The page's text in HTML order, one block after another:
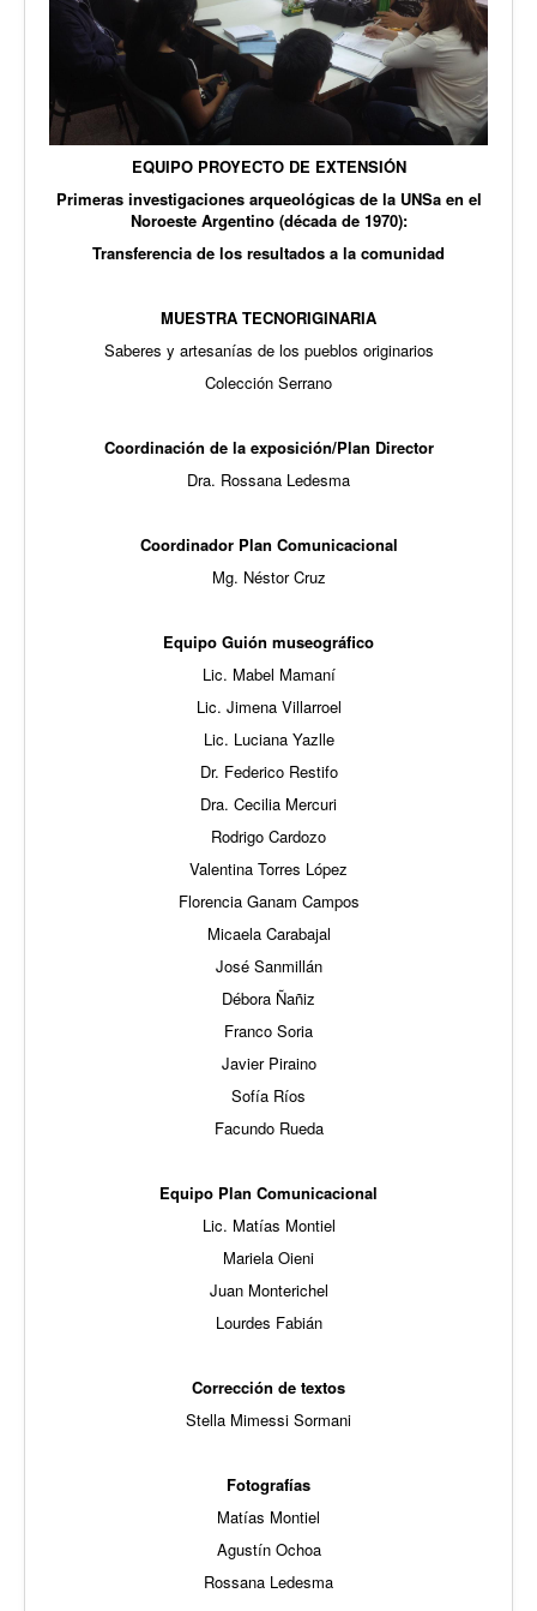
EQUIPO PROYECTO DE EXTENSIÓN
Primeras investigaciones arqueológicas de la UNSa en el
Noroeste Argentino (década de 1970):
Transferencia de los resultados a la comunidad
MUESTRA TECNORIGINARIA
Saberes y artesanías de los pueblos originarios
Colección Serrano
Coordinación de la exposición/Plan Director
Dra. Rossana Ledesma
Coordinador Plan Comunicacional
Mg. Néstor Cruz
Equipo Guión museográfico
Lic. Mabel Mamaní
Lic. Jimena Villarroel
Lic. Luciana Yazlle
Dr. Federico Restifo
Dra. Cecilia Mercuri
Rodrigo Cardozo
Valentina Torres López
Florencia Ganam Campos
Micaela Carabajal
José Sanmillán
Débora Ñañiz
Franco Soria
Javier Piraino
Sofía Ríos
Facundo Rueda
Equipo Plan Comunicacional
Lic. Matías Montiel
Mariela Oieni
Juan Monterichel
Lourdes Fabián
Corrección de textos
Stella Mimessi Sormani
Fotografías
Matías Montiel
Agustín Ochoa
Rossana Ledesma